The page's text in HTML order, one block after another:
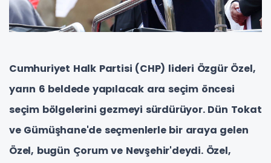
Cumhuriyet Halk Partisi (CHP) lideri Özgür Özel,
yarın 6 beldede yapılacak ara seçim öncesi
seçim bölgelerini gezmeyi sürdürüyor. Dün Tokat
ve Gümüşhane'de seçmenlerle bir araya gelen
Özel, bugün Çorum ve Nevşehir'deydi. Özel,